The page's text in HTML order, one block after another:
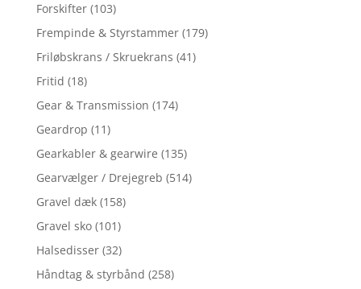
Forskifter (103)
Frempinde & Styrstammer (179)
Friløbskrans / Skruekrans (41)
Fritid (18)
Gear & Transmission (174)
Geardrop (11)
Gearkabler & gearwire (135)
Gearvælger / Drejegreb (514)
Gravel dæk (158)
Gravel sko (101)
Halsedisser (32)
Håndtag & styrbånd (258)